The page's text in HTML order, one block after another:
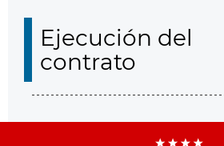
Ejecución del
contrato